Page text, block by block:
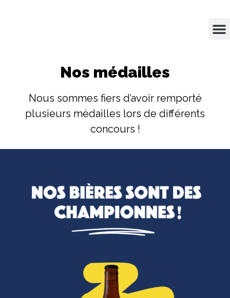
Nos médailles
Nous sommes fiers d’avoir remporté
plusieurs médailles lors de différents
concours !